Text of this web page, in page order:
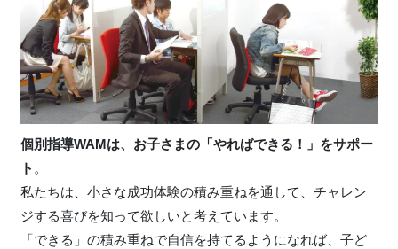
個別指導WAMは、お子さまの「やればできる！」をサポー
ト 。
私たちは、小さな成功体験の積み重ねを通して、チャレン
ジする喜びを知って欲しいと考えています。
「できる」の積み重ねで自信を持てるようになれば、子ど